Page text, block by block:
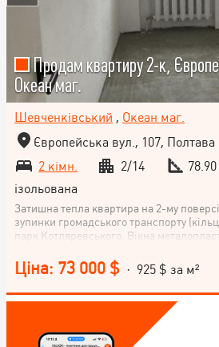
Продам квартиру 2-к,
Океан маг.
Шевченківський , Океан маг.
Європейська вул., 107, Полтава
2 кімн.
2/14
ізольована
Затишна тепла квартира на 2-му
зупинки громадського транспорту
парк Котляревського. Вікна
лічильник, лічильники на холодну і
Всі лічильники повірені. Зроблено
- балкон засклений. Підведене світло.
чистова стяжка, чистова штукатурка,
водоемульсійною фарбою. - Стеля -
водоемульсійною фарбою. - Велика
Ціна: 73 000 $ · 925 $ за м²